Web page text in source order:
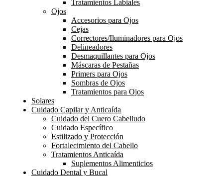
Tratamientos Labiales
Ojos
Accesorios para Ojos
Cejas
Correctores/Iluminadores para Ojos
Delineadores
Desmaquillantes para Ojos
Máscaras de Pestañas
Primers para Ojos
Sombras de Ojos
Tratamientos para Ojos
Solares
Cuidado Capilar y Anticaída
Cuidado del Cuero Cabelludo
Cuidado Específico
Estilizado y Protección
Fortalecimiento del Cabello
Tratamientos Anticaída
Suplementos Alimenticios
Cuidado Dental y Bucal